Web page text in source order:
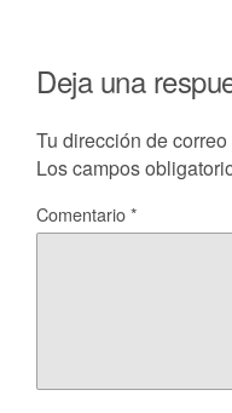
Deja una
Tu dirección de
Los campos
Comentario*